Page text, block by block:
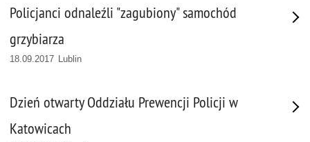
Policjanci odnaleźli "zagubiony" samochód
grzybiarza
18.09.2017 Lublin
Dzień otwarty Oddziału Prewencji Policji w
Katowicach